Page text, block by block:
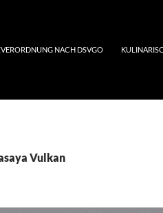
NACH DSVGO
Vulkan